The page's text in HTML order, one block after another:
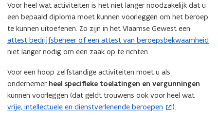
Voor heel wat activiteiten is het niet langer noodzakelijk dat u
een bepaald diploma moet kunnen voorleggen om het beroep
te kunnen uitoefenen. Zo zijn in het Vlaamse Gewest een
attest bedrijfsbeheer of een attest van beroepsbekwaamheid
niet langer nodig om een zaak op te richten.
Voor een hoop zelfstandige activiteiten moet u als
ondernemer heel specifieke toelatingen en vergunningen
kunnen voorleggen (dat geldt trouwens ook voor heel wat
vrije, intellectuele en dienstverlenende beroepen
(
).